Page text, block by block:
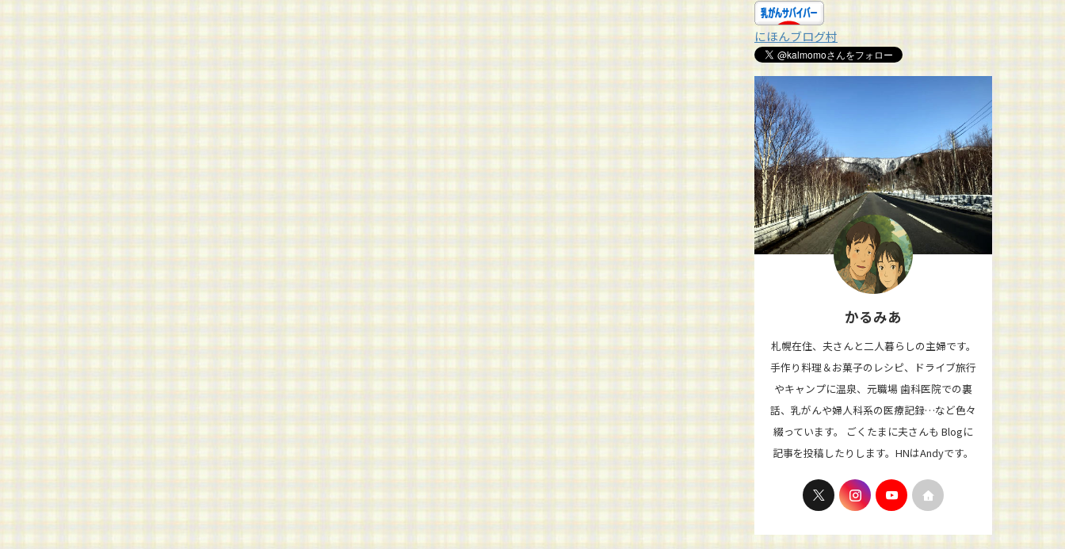
にほんブログ村
かるみあ
札幌在住、夫さんと二人暮らしの主婦です。
手作り料理＆お菓子のレシピ、ドライブ旅行
やキャンプに温泉、元職場 歯科医院での裏
話、乳がんや婦人科系の医療記録…など色々
綴っています。 ごくたまに夫さんも Blogに
記事を投稿したりします。HNはAndyです。